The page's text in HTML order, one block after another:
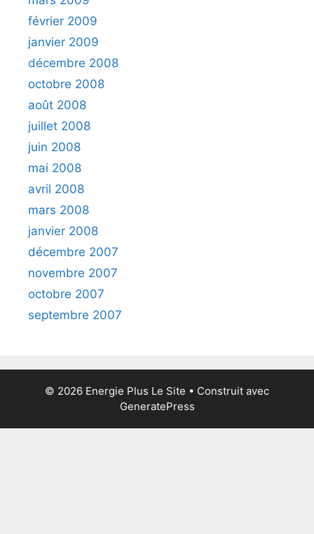
février 2009
janvier 2009
décembre 2008
octobre 2008
août 2008
juillet 2008
juin 2008
mai 2008
avril 2008
mars 2008
janvier 2008
décembre 2007
novembre 2007
octobre 2007
septembre 2007
© 2026 Energie Plus Le Site • Construit avec
GeneratePress